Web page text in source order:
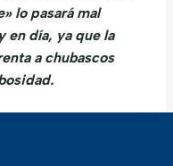
lo pasará mal
en día, ya que la
a chubascos